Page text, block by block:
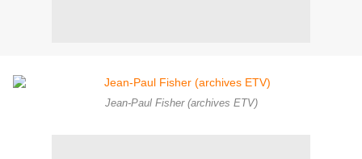
Jean-Paul Fisher (archives ETV)